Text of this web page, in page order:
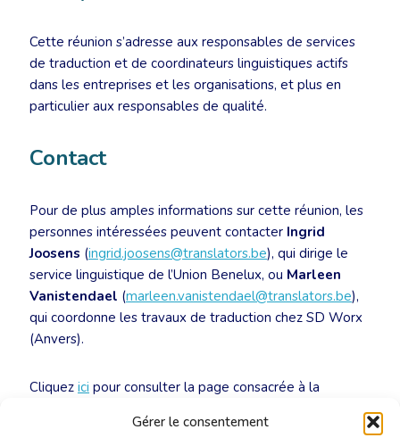
Gérer le consentement
Cette réunion s’adresse aux responsables de services
de traduction et de coordinateurs linguistiques actifs
dans les entreprises et les organisations, et plus en
particulier aux responsables de qualité.
Contact
Pour de plus amples informations sur cette réunion, les
personnes intéressées peuvent contacter Ingrid
Joosens (ingrid.joosens@translators.be), qui dirige le
service linguistique de l’Union Benelux, ou Marleen
Vanistendael (marleen.vanistendael@translators.be),
qui coordonne les travaux de traduction chez SD Worx
(Anvers).
Cliquez ici pour consulter la page consacrée à la